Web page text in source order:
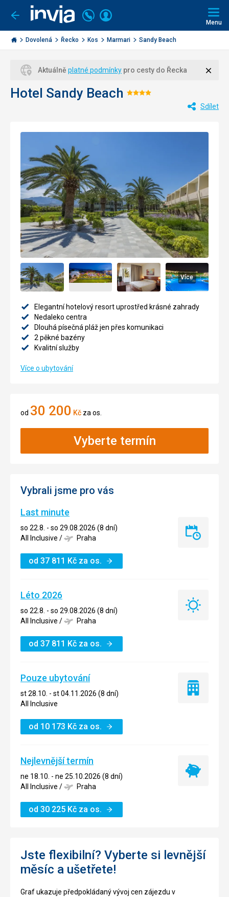
Jít
zpět
Invia.cz
Volejte
226
000
284
Přihlásit
Menu
Dovolená Řecko Kos Marmari Sandy Beach
Aktuálně platné podmínky pro cesty do Řecka
Hotel Sandy Beach Hodnocení:
Sdílet
Více
Elegantní hotelový resort uprostřed krásné zahrady
Nedaleko centra
Dlouhá písečná pláž jen přes komunikaci
2 pěkné bazény
Kvalitní služby
Více o ubytování
od 30 200 Kč za os.
Vyberte termín
Vybrali jsme pro vás
Last minute
so 22.8. - so 29.08.2026 (8 dní)
All Inclusive / Praha
od 37 811 Kč za os.
Last
Léto 2026
so 22.8. - so 29.08.2026 (8 dní)
All Inclusive / Praha
od 37 811 Kč za os.
Léto
Pouze ubytování
st 28.10. - st 04.11.2026 (8 dní)
All Inclusive
od 10 173 Kč za os.
Pouze
Nejlevnější termín
ne 18.10. - ne 25.10.2026 (8 dní)
All Inclusive / Praha
od 30 225 Kč za os.
Nejlevnější
Jste flexibilní? Vyberte si levnější
měsíc a ušetřete!
Graf ukazuje předpokládaný vývoj cen zájezdu v